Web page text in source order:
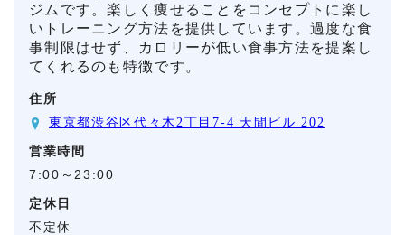
ジムです。楽しく痩せることをコンセプトに楽し
いトレーニング方法を提供しています。過度な食
事制限はせず、カロリーが低い食事方法を提案し
てくれるのも特徴です。
住所
東京都渋谷区代々木2丁目7-4 天間ビル 202
営業時間
7:00～23:00
定休日
不定休